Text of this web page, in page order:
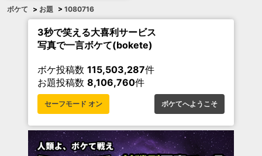
ボケて > お題 > 1080716
3秒で笑える大喜利サービス
写真で一言ボケて(bokete)
ボケ投稿数 115,503,287件
お題投稿数 8,106,760件
セーフモード オン ボケてへようこそ